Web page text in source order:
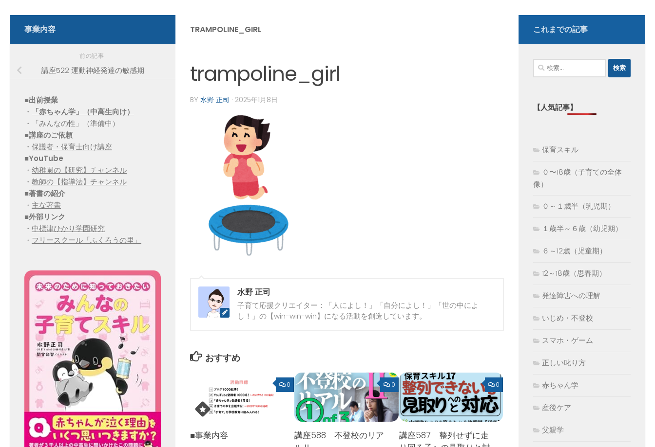
TRAMPOLINE_GIRL
trampoline_girl
BY 水野 正司 · 2025年1月8日
水野 正司
子育て応援クリエイター：「人によし！」「自分によし！」「世の中によ
し！」の【win-win-win】になる活動を創造しています。
おすすめ
0
■事業内容
0
講座588 不登校のリア
0
講座587 整列せずに走
事業内容
前の記事
講座522 運動神経発達の敏感期
■出前授業
・
「赤ちゃん学」（中高生向け）
・「みんなの性」（準備中）
■講座のご依頼
・ 保護者・保育士向け講座
■YouTube
・ 幼稚園の【研究】チャンネル
・ 教師の【指導法】チャンネル
■著書の紹介
・ 主な著書
■外部リンク
・ 中標津ひかり学園研究
・ フリースクール「ふくろうの里」
これまでの記事
検
索:
【人気記事】
保育スキル
０〜18歳（子育ての全体
像）
０～１歳半（乳児期）
１歳半～６歳（幼児期）
６～12歳（児童期）
12～18歳（思春期）
発達障害への理解
いじめ・不登校
スマホ・ゲーム
正しい叱り方
赤ちゃん学
産後ケア
父親学